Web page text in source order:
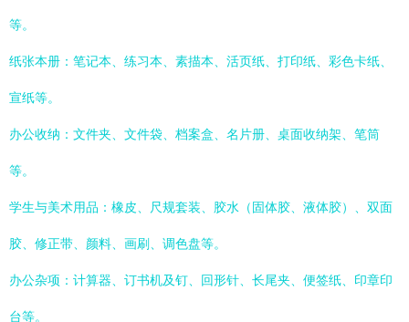
等。
纸张本册：笔记本、练习本、素描本、活页纸、打印纸、彩色卡纸、
宣纸等。
办公收纳：文件夹、文件袋、档案盒、名片册、桌面收纳架、笔筒
等。
学生与美术用品：橡皮、尺规套装、胶水（固体胶、液体胶）、双面
胶、修正带、颜料、画刷、调色盘等。
办公杂项：计算器、订书机及钉、回形针、长尾夹、便签纸、印章印
台等。